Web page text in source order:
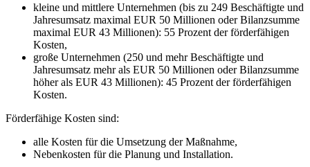
kleine und mittlere Unternehmen (bis zu 249 Beschäftigte und
Jahresumsatz maximal EUR 50 Millionen oder Bilanzsumme
maximal EUR 43 Millionen): 55 Prozent der förderfähigen
Kosten,
große Unternehmen (250 und mehr Beschäftigte und
Jahresumsatz mehr als EUR 50 Millionen oder Bilanzsumme
höher als EUR 43 Millionen): 45 Prozent der förderfähigen
Kosten.
Förderfähige Kosten sind:
alle Kosten für die Umsetzung der Maßnahme,
Nebenkosten für die Planung und Installation.